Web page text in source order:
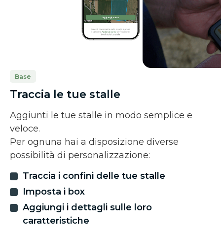
Base
Traccia le tue stalle
Aggiunti le tue stalle in modo semplice e
veloce.
Per ognuna hai a disposizione diverse
possibilità di personalizzazione:
Traccia i confini delle tue stalle
Imposta i box
Aggiungi i dettagli sulle loro
caratteristiche